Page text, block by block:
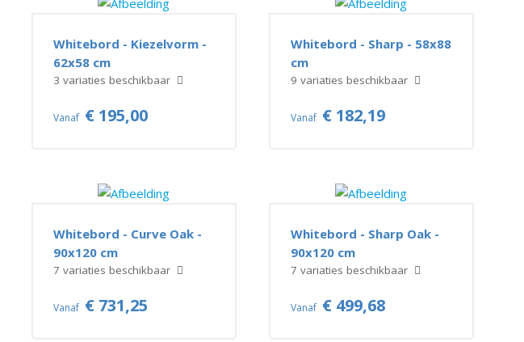
Whitebord - Kiezelvorm -
62x58 cm
3 variaties beschikbaar
Vanaf € 195,00
Whitebord - Sharp - 58x88
cm
9 variaties beschikbaar
Vanaf € 182,19
Whitebord - Curve Oak -
90x120 cm
7 variaties beschikbaar
Vanaf € 731,25
Whitebord - Sharp Oak -
90x120 cm
7 variaties beschikbaar
Vanaf € 499,68